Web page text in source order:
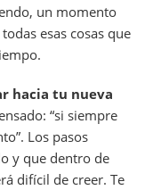
un momento
esas cosas que
hacia tu nueva
“si siempre
Los pasos
y que dentro de
difícil de creer. Te